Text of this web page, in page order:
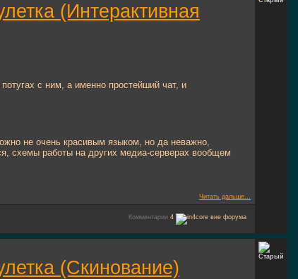
(Интерактивная
с ним, а именно простейший чат, и
не очень красивым языком, но да неважно,
схемы работы на других медиа-серверах вообщем
Читать дальше...
Комментарии 4
(Скинование)